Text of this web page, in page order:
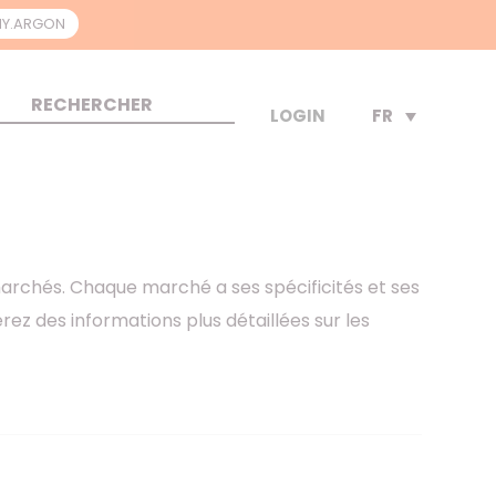
LOGIN FR
Chaque marché a ses spécificités et ses
des informations plus détaillées sur les